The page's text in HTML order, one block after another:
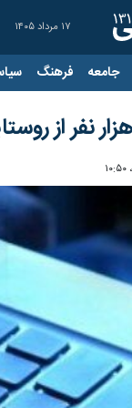
۱۷ مرداد ۱۴۰۵
جامعه فرهنگ